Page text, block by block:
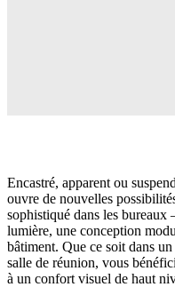
Encastré, apparent ou
ouvre de nouvelles
sophistiqué dans les bureaux
lumière, une conception
bâtiment. Que ce soit dans
salle de réunion, vous
à un confort visuel de haut